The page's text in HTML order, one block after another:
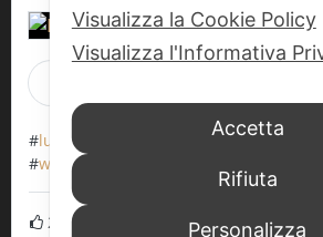
2 giorni 6 ore fa
#luxrestvenice6604
werentapartments
#walkingaround
2
Visualizza la Cookie Policy
Visualizza l'Informativa
Accetta
Rifiuta
Personalizza